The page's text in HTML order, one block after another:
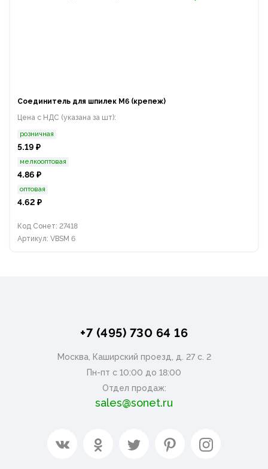
Соединитель для шпилек М6 (крепеж)
Цена с НДС (указана за шт):
розничная
5.19 ₽
мелкооптовая
4.86 ₽
оптовая
4.62 ₽
Код Сонет: 27418
Артикул: VBSM 6
+7 (495) 730 64 16
Москва, Каширский проезд, д. 27 с. 2
Пн-пт с 10:00 до 18:00
Отдел продаж:
sales@sonet.ru